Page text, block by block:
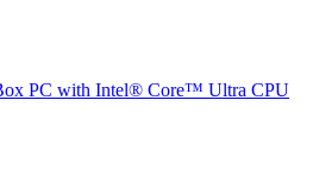
PC with Intel® Core™ Ultra CPU